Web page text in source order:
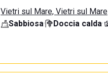
Vietri sul Mare, Vietri sul Mare
Sabbiosa· Doccia calda·